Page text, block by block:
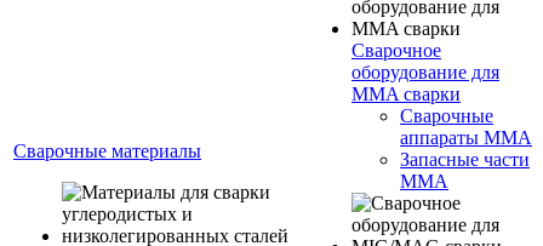
Сварочные материалы
Сварочное
оборудование для
MMA сварки
Сварочные
аппараты MMA
Запасные части
MMA